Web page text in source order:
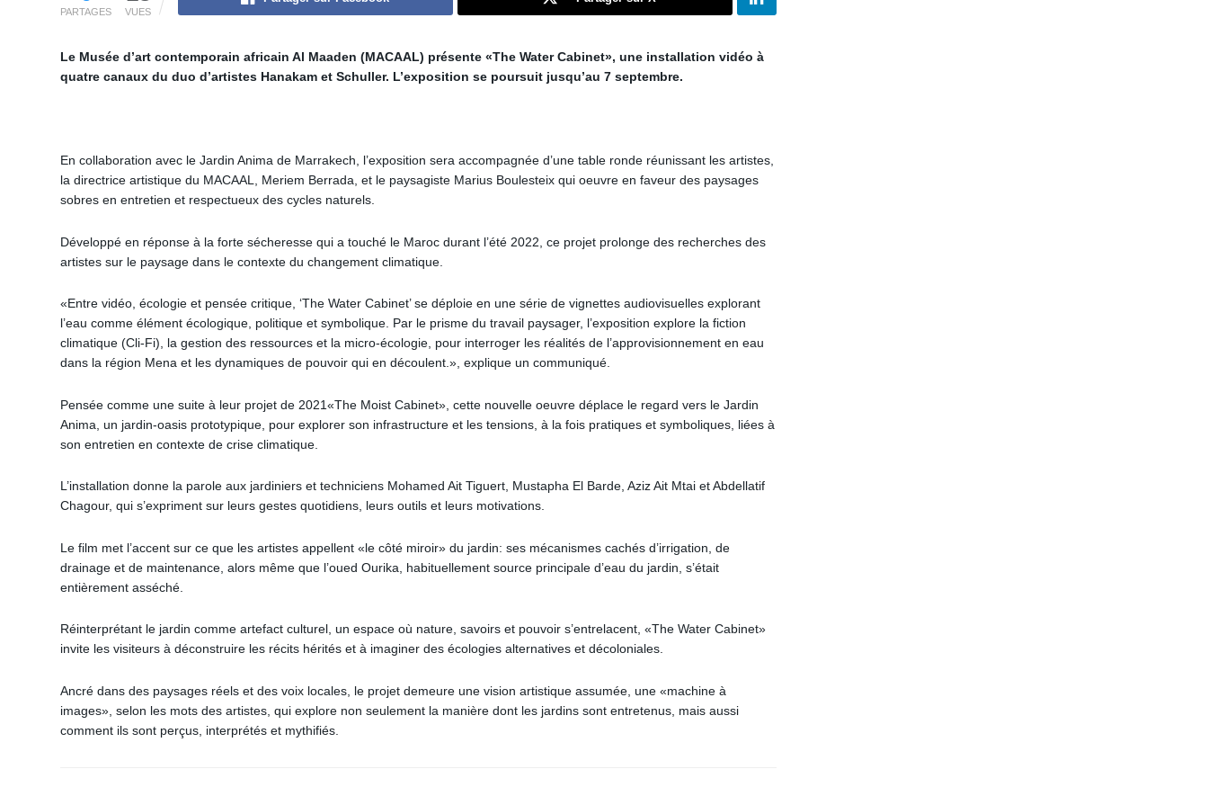
PARTAGES VUES
Le Musée d’art contemporain africain Al Maaden (MACAAL) présente «The Water Cabinet», une installation vidéo à
quatre canaux du duo d’artistes Hanakam et Schuller. L’exposition se poursuit jusqu’au 7 septembre.
En collaboration avec le Jardin Anima de Marrakech, l’exposition sera accompagnée d’une table ronde réunissant les artistes,
la directrice artistique du MACAAL, Meriem Berrada, et le paysagiste Marius Boulesteix qui oeuvre en faveur des paysages
sobres en entretien et respectueux des cycles naturels.
Développé en réponse à la forte sécheresse qui a touché le Maroc durant l’été 2022, ce projet prolonge des recherches des
artistes sur le paysage dans le contexte du changement climatique.
«Entre vidéo, écologie et pensée critique, ‘The Water Cabinet’ se déploie en une série de vignettes audiovisuelles explorant
l’eau comme élément écologique, politique et symbolique. Par le prisme du travail paysager, l’exposition explore la fiction
climatique (Cli-Fi), la gestion des ressources et la micro-écologie, pour interroger les réalités de l’approvisionnement en eau
dans la région Mena et les dynamiques de pouvoir qui en découlent.», explique un communiqué.
Pensée comme une suite à leur projet de 2021«The Moist Cabinet», cette nouvelle oeuvre déplace le regard vers le Jardin
Anima, un jardin-oasis prototypique, pour explorer son infrastructure et les tensions, à la fois pratiques et symboliques, liées à
son entretien en contexte de crise climatique.
L’installation donne la parole aux jardiniers et techniciens Mohamed Ait Tiguert, Mustapha El Barde, Aziz Ait Mtai et Abdellatif
Chagour, qui s’expriment sur leurs gestes quotidiens, leurs outils et leurs motivations.
Le film met l’accent sur ce que les artistes appellent «le côté miroir» du jardin: ses mécanismes cachés d’irrigation, de
drainage et de maintenance, alors même que l’oued Ourika, habituellement source principale d’eau du jardin, s’était
entièrement asséché.
Réinterprétant le jardin comme artefact culturel, un espace où nature, savoirs et pouvoir s’entrelacent, «The Water Cabinet»
invite les visiteurs à déconstruire les récits hérités et à imaginer des écologies alternatives et décoloniales.
Ancré dans des paysages réels et des voix locales, le projet demeure une vision artistique assumée, une «machine à
images», selon les mots des artistes, qui explore non seulement la manière dont les jardins sont entretenus, mais aussi
comment ils sont perçus, interprétés et mythifiés.